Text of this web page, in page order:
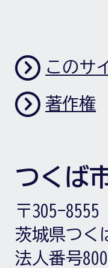
このサ
著作権
つくば
〒305-8555
茨城県つく
法人番号